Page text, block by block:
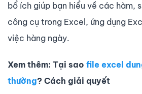
bổ ích giúp bạn hiểu về các hàm,
công cụ trong Excel, ứng dụng
việc hàng ngày.
Xem thêm: Tại sao file excel
thường? Cách giải quyết